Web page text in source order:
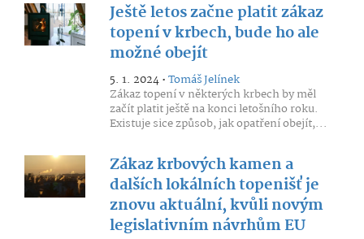
Ještě letos začne platit zákaz
topení v krbech, bude ho ale
možné obejít
5. 1. 2024 •Tomáš Jelínek
Zákaz topení v některých krbech by měl
začít platit ještě na konci letošního roku.
Existuje sice způsob, jak opatření obejít,...
Zákaz krbových kamen a
dalších lokálních topenišť je
znovu aktuální, kvůli novým
legislativním návrhům EU